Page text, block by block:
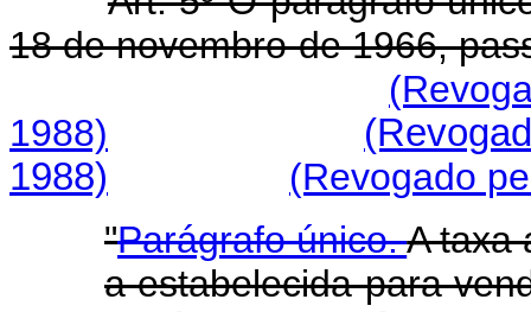
18 de novembro de 1966,
1988)
1988)
(Revogado
"Parágrafo único.A taxa
a estabelecida para